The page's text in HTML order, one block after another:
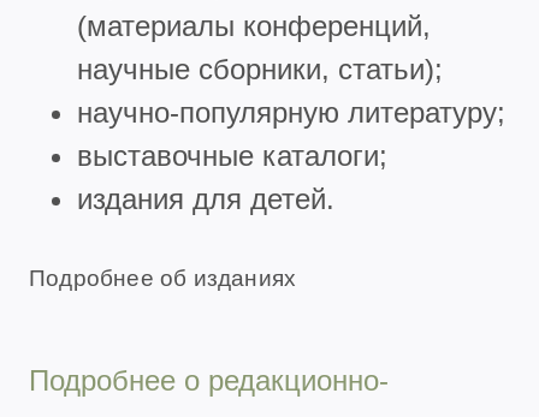
(материалы конференций,
научные сборники, статьи);
научно-популярную литературу;
выставочные каталоги;
издания для детей.
Подробнее об изданиях
Подробнее о редакционно-